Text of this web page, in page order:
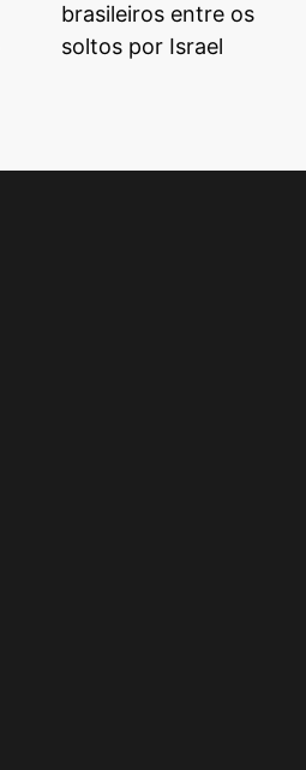
brasileiros entre os
soltos por Israel